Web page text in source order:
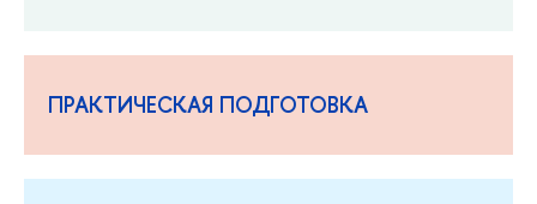
ПРАКТИЧЕСКАЯ ПОДГОТОВКА